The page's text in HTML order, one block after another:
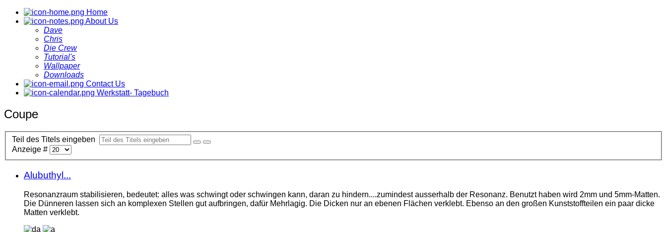
Home
About Us
Dave
Chris
Die Crew
Tutorial's
Wallpaper
Downloads
Contact Us
Werkstatt- Tagebuch
Coupe
Teil des Titels eingeben
Anzeige #
Alubuthyl...
Resonanzraum stabilisieren, bedeutet: alles was schwingt oder schwingen kann, daran zu hindern....zumindest ausserhalb der Resonanz. Benutzt haben wird 2mm und 5mm-Matten.
Die Dünneren lassen sich an komplexen Stellen gut aufbringen, dafür Mehrlagig. Die Dicken nur an ebenen Flächen verklebt. Ebenso an den großen Kunststoffteilen ein paar dicke
Matten verklebt.